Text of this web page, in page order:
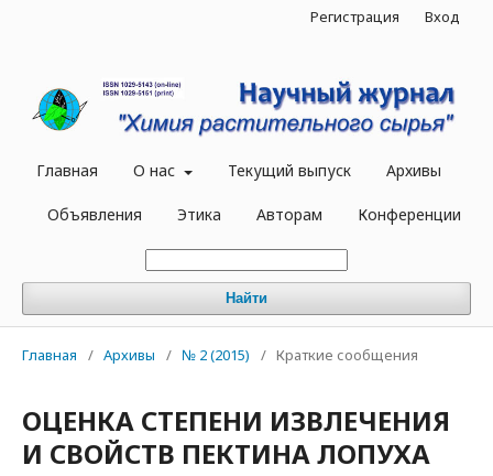
Главная О нас Текущий выпуск Архивы
Объявления Этика Авторам Конференции
Найти
Регистрация Вход
Главная / Архивы / № 2 (2015) / Краткие сообщения
ОЦЕНКА СТЕПЕНИ ИЗВЛЕЧЕНИЯ
И СВОЙСТВ ПЕКТИНА ЛОПУХА